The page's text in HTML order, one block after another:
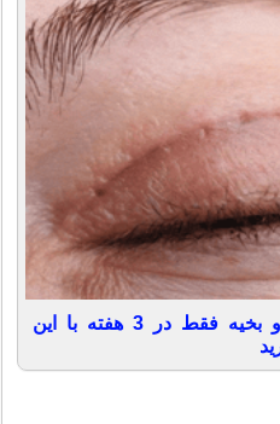
کاهش چشمگیر جای زخم و بخیه فقط در 3 هفته با این